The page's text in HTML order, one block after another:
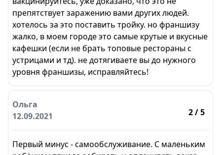
препятствует заражению вами других людей.
хотелось за это поставить тройку. но франшизу
жалко, в моем городе это самые крутые и вкусные
кафешки (если не брать топовые рестораны с
устрицами и тд). не дотягиваете вы до нужного
уровня франшизы, исправляйтесь!
Ольга
12.09.2021
2/ 5
Первый минус - самообслуживание. С маленьким